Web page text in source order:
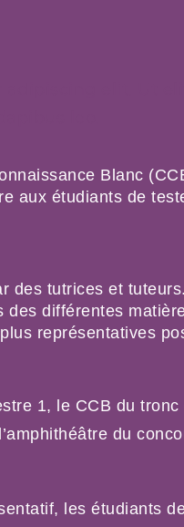
Blanc
aux étudiants de
des tutrices et
des différentes
représentatives
1, le CCB du tronc
du
les étudiants